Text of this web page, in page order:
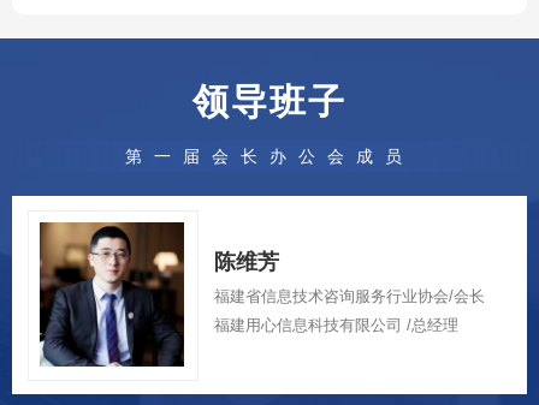
领导班子
第一届会长办公会成员
陈维芳
福建省信息技术咨询服务行业协会/会长
福建用心信息科技有限公司 /总经理